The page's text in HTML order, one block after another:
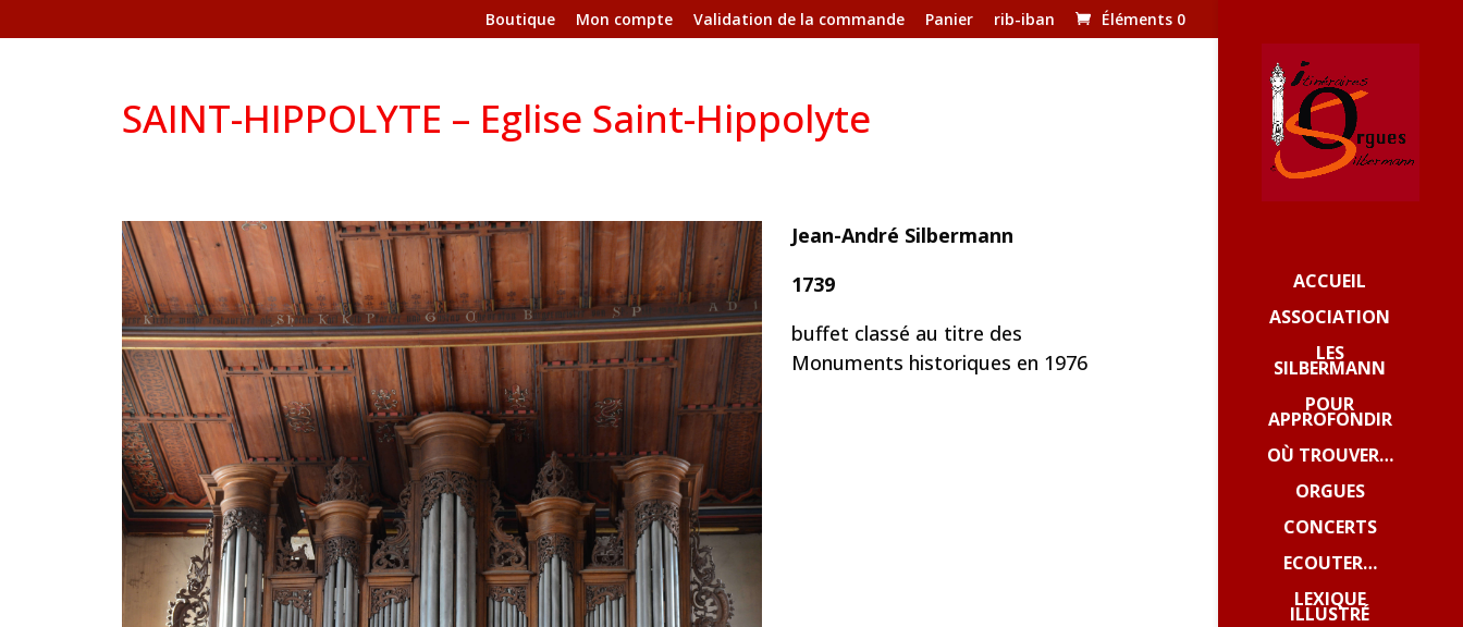
Boutique Mon compte Validation de la commande Panier rib-iban Éléments 0
ACCUEIL
ASSOCIATION
LES
SILBERMANN
POUR
APPROFONDIR
OÙ TROUVER…
ORGUES
CONCERTS
ECOUTER…
LEXIQUE
ILLUSTRÉ
SAINT-HIPPOLYTE – Eglise Saint-Hippolyte
Jean-André Silbermann
1739
buffet classé au titre des
Monuments historiques en 1976